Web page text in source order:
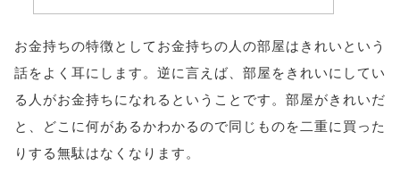
お金持ちの特徴としてお金持ちの人の部屋はきれいという
話をよく耳にします。逆に言えば、部屋をきれいにしてい
る人がお金持ちになれるということです。部屋がきれいだ
と、どこに何があるかわかるので同じものを二重に買った
りする無駄はなくなります。